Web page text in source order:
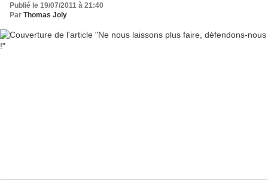
Publié le 19/07/2011 à 21:40
Par Thomas Joly